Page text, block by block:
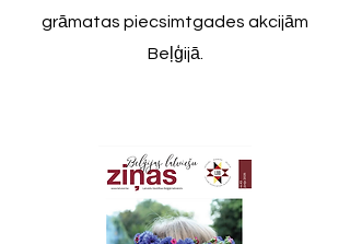
grāmatas piecsimtgades akcijām
Beļģijā.